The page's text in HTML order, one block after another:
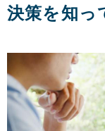
決策を知っ